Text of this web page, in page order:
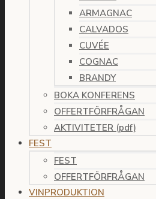
ARMAGNAC
CALVADOS
CUVÉE
COGNAC
BRANDY
BOKA KONFERENS
OFFERTFÖRFRÅGAN
AKTIVITETER (pdf)
FEST
FEST
OFFERTFÖRFRÅGAN
VINPRODUKTION